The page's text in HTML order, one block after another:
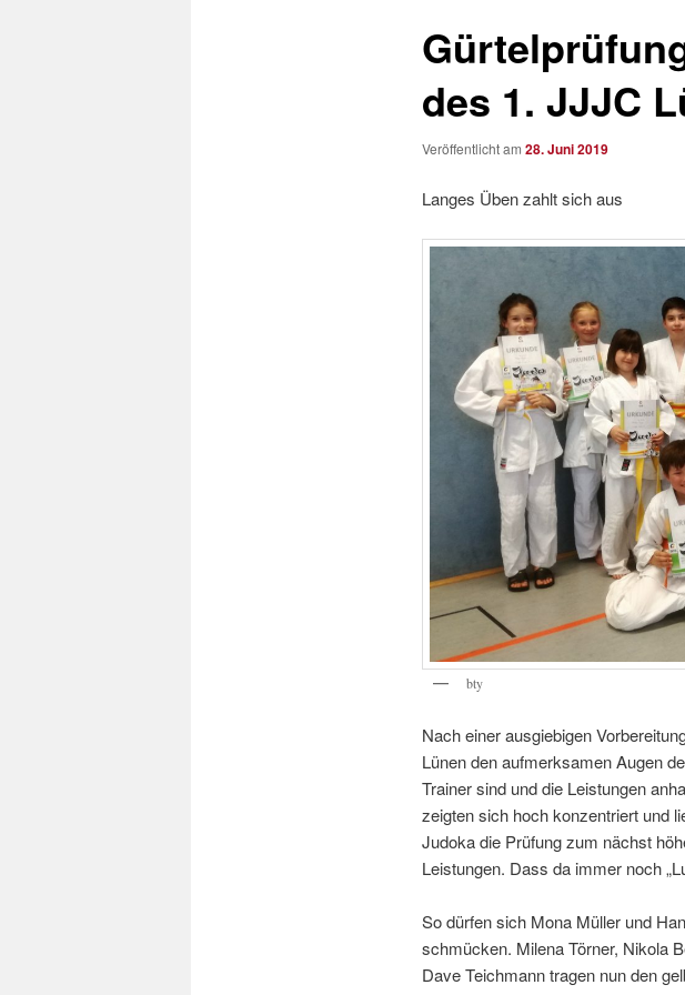
des 1. JJJC
Veröffentlicht am 28. Juni 2019
Langes Üben zahlt sich aus
bty
Nach einer ausgiebigen
Lünen den aufmerksamen Augen
Trainer sind und die Leistungen
zeigten sich hoch konzentriert und
Judoka die Prüfung zum nächst
Leistungen. Dass da immer noch
So dürfen sich Mona Müller und
schmücken. Milena Törner, Nikola
Dave Teichmann tragen nun den